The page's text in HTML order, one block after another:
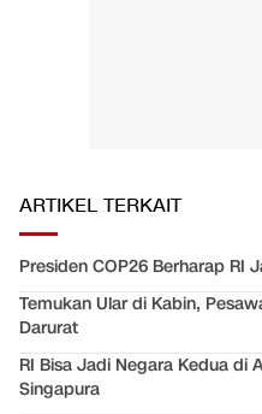
ARTIKEL TERKAIT
Presiden COP26 Berharap RI
Temukan Ular di Kabin,
Darurat
RI Bisa Jadi Negara Kedua di
Singapura